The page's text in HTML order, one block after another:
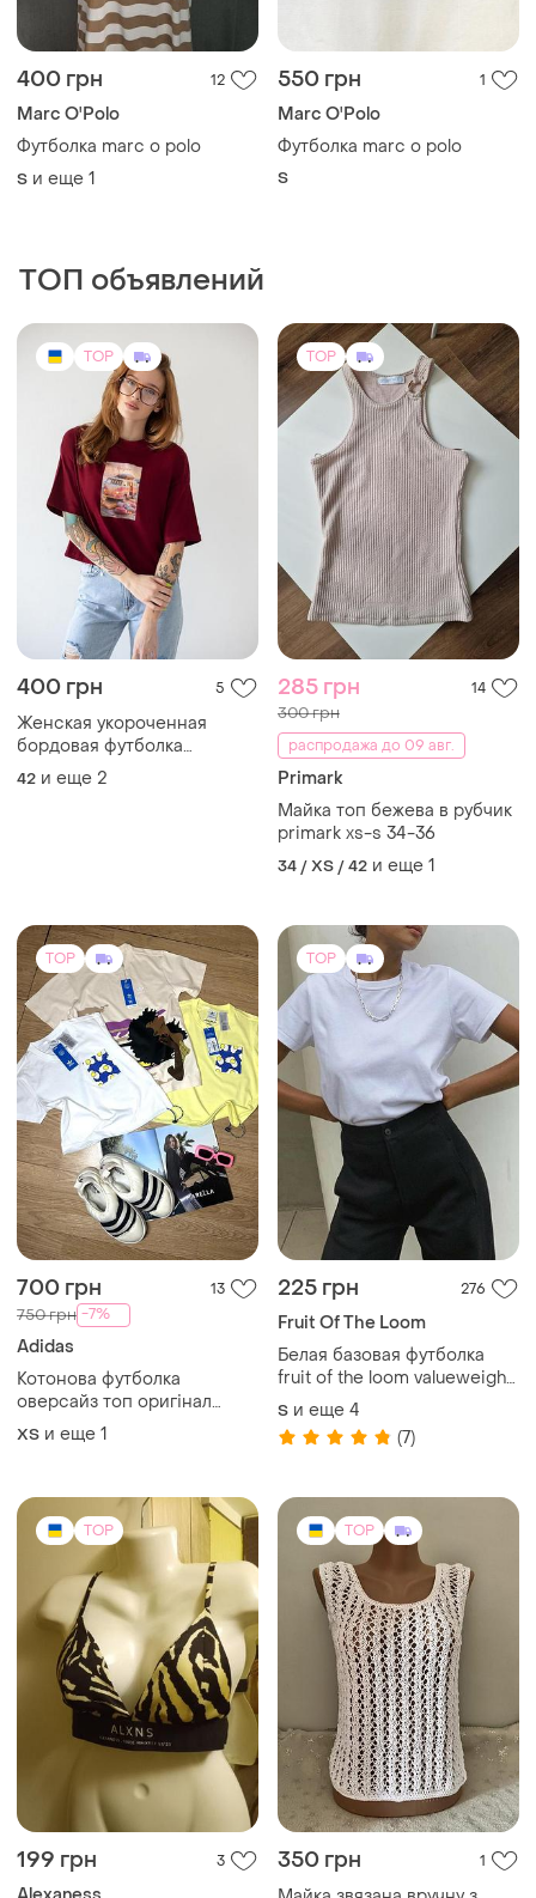
400 грн 12
Marc O'Polo
Футболка marc o polo
S и еще 1
550 грн 1
Marc O'Polo
Футболка marc o polo
S
ТОП объявлений
TOP
400 грн 5
Женская укороченная
бордовая футболка
свободного кроя
42 и еще 2
TOP
285 грн 14
300 грн
распродажа до 09 авг.
Primark
Майка топ бежева в рубчик
primark xs-s 34-36
34 / XS / 42 и еще 1
TOP
700 грн 13
750 грн -7%
Adidas
Котонова футболка
оверсайз топ оригінал
adidas originals
ХS и еще 1
TOP
225 грн 276
Fruit Of The Loom
Белая базовая футболка
fruit of the loom valueweight
унисекс оверсайз
S и еще 4
(7)
TOP
199 грн 3
TOP
350 грн 1